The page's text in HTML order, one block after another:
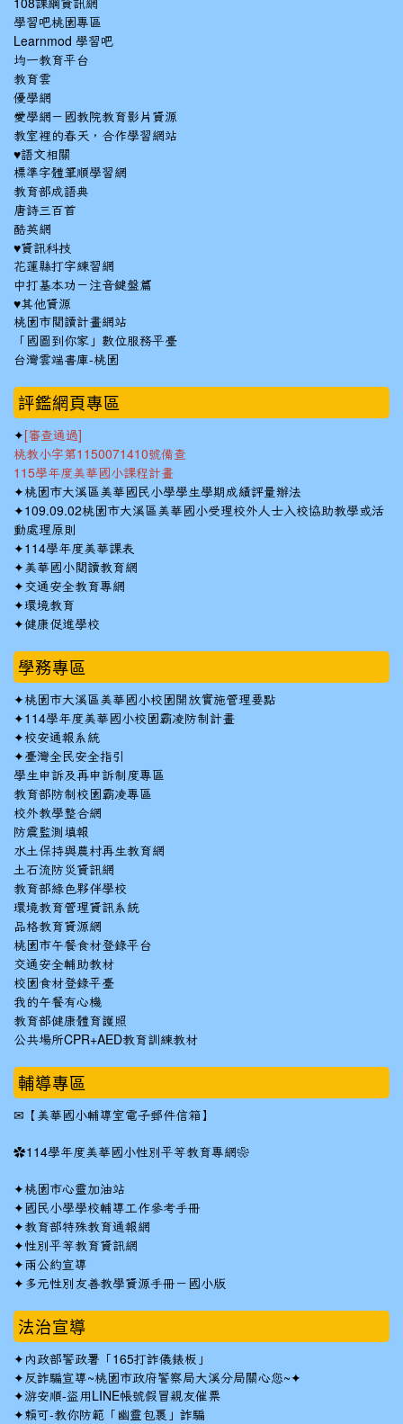
108課綱資訊網
學習吧桃園專區
Learnmod 學習吧
均一教育平台
教育雲
優學網
愛學網－國教院教育影片資源
教室裡的春天，合作學習網站
♥語文相關
標準字體筆順學習網
教育部成語典
唐詩三百首
酷英網
♥資訊科技
花蓮縣打字練習網
中打基本功－注音鍵盤篇
♥其他資源
桃園市閱讀計畫網站
「國圖到你家」數位服務平臺
台灣雲端書庫-桃園
::: 評鑑網頁專區
✦ [審查通過]
桃教小字第1150071410號備查
115學年度美華國小課程計畫
✦桃園市大溪區美華國民小學學生學期成績評量辦法
✦109.09.02桃園市大溪區美華國小受理校外人士入校協助教學或活
動處理原則
✦114學年度美華課表
✦美華國小閱讀教育網
✦ 交通安全教育專網
✦環境教育
✦健康促進學校
學務專區
✦桃園市大溪區美華國小校園開放實施管理要點
✦114學年度美華國小校園霸凌防制計畫
✦校安通報系統
✦臺灣全民安全指引
學生申訴及再申訴制度專區
教育部防制校園霸凌專區
校外教學整合網
防震監測填報
水土保持與農村再生教育網
土石流防災資訊網
教育部綠色夥伴學校
環境教育管理資訊系統
品格教育資源網
桃園市午餐食材登錄平台
交通安全輔助教材
校園食材登錄平臺
我的午餐有心機
教育部健康體育護照
公共場所CPR+AED教育訓練教材
輔導專區
✉ 【美華國小輔導室電子郵件信箱】
✿114學年度美華國小性別平等教育專網❀
✦桃園市心靈加油站
✦ 國民小學學校輔導工作參考手冊
✦教育部特殊教育通報網
✦性別平等教育資訊網
✦兩公約宣導
✦ 多元性別友善教學資源手冊－國小版
法治宣導
✦ 內政部警政署「165打詐儀錶板」
✦反詐騙宣導~桃園市政府警察局大溪分局關心您~✦
✦游安順-盜用LINE帳號假冒親友催票
✦賴可-教你防範「幽靈包裹」詐騙